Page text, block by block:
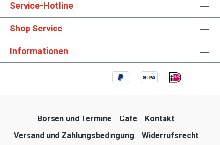
Service-Hotline
Shop Service
Informationen
Börsen und Termine Café
Kontakt
Versand und Zahlungsbedingung
Widerrufsrecht